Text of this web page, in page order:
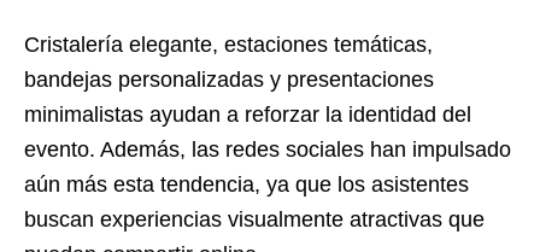
Cristalería elegante, estaciones temáticas,
bandejas personalizadas y presentaciones
minimalistas ayudan a reforzar la identidad del
evento. Además, las redes sociales han impulsado
aún más esta tendencia, ya que los asistentes
buscan experiencias visualmente atractivas que